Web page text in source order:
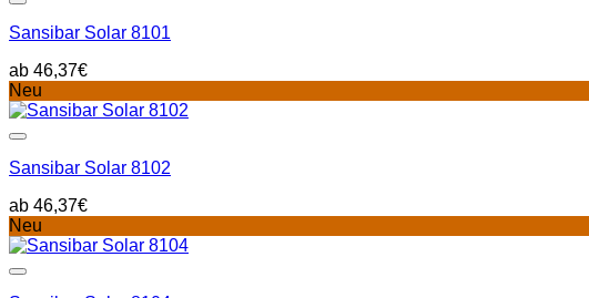
Sansibar Solar 8101
46,37€
Neu
Sansibar Solar 8102
46,37€
Neu